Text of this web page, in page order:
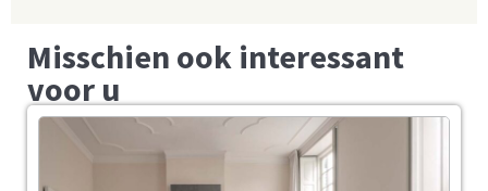
Misschien ook interessant
voor u